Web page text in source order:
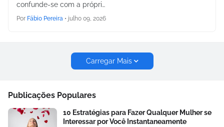
confunde-se com a própri…
Por Fábio Pereira • julho 09, 2026
Carregar Mais
Publicações Populares
10 Estratégias para Fazer Qualquer Mulher se
Interessar por Você Instantaneamente